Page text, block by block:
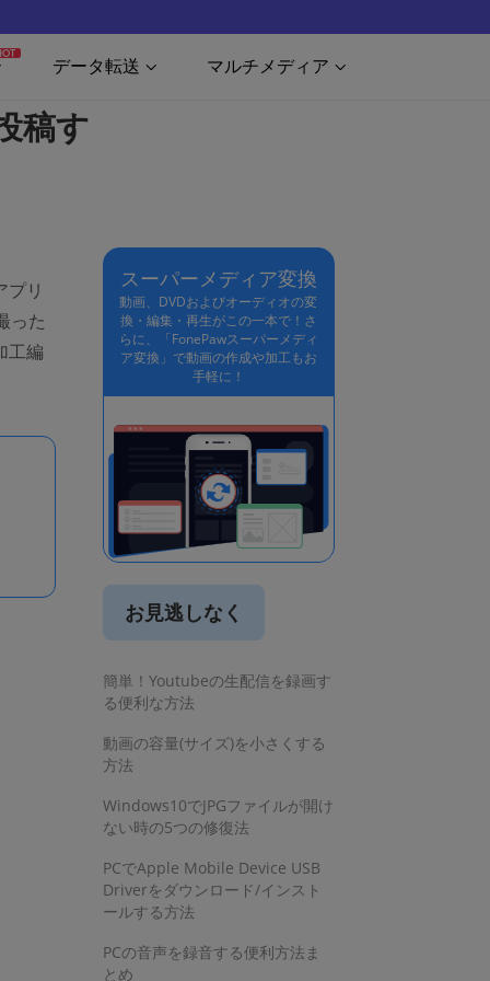
データ転送 マルチメディア
稿す
プリ
った
工編
スーパーメディア変換
動画、DVDおよびオーディオの変
換・編集・再生がこの一本で！さ
らに、「FonePawスーパーメディ
ア変換」で動画の作成や加工もお
手軽に！
お見逃しなく
簡単！Youtubeの生配信を録画す
る便利な方法
動画の容量(サイズ)を小さくする
方法
Windows10でJPGファイルが開け
ない時の5つの修復法
PCでApple Mobile Device USB
Driverをダウンロード/インスト
ールする方法
PCの音声を録音する便利方法ま
とめ